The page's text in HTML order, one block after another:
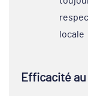
locale
Efficacité